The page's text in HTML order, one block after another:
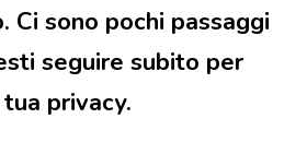
Ci sono pochi passaggi
seguire subito per
privacy.